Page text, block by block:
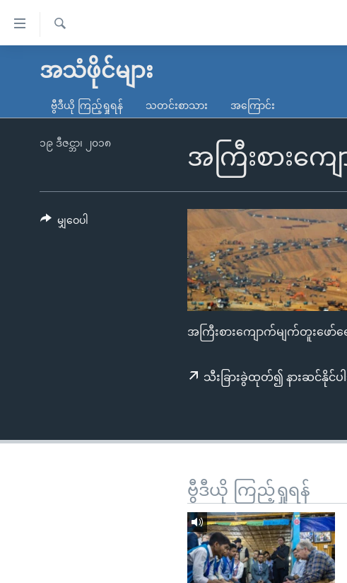
လွယ်ကူ
သည့်
မူလစာမျက်နှာ
ကမ္ဘာ့သတင်းများ
နိုင်ငံတကာ
တရုတ်
အစ္စရေး-ပါလက်စတိုင်း
ရပ်ဝန်းတခု လမ်းတခု အလွန်
အင်္ဂလိပ်စာလေ့လာမယ်
ရ
အသံဖိုင်များ
ဗွီဒီယို ကြည့်ရှုရန် သတင်းစာသား အကြောင်း
အကြီးစားက
၁၉ ဒီဇင္ဘာ၊ ၂၀၁၈
အကြီးစားကျောက်မျက်တူးဖေ
သီးခြားခွဲထုတ်၍ နားဆင်နိုင်
မျှဝေပါ
ဗွီဒီယို ကြည့်ရှုရန်